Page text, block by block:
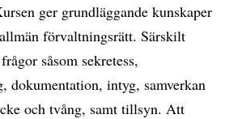
ger grundläggande kunskaper
förvaltningsrätt. Särskilt
såsom sekretess,
dokumentation, intyg, samverkan
och tvång, samt tillsyn. Att